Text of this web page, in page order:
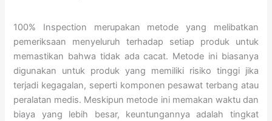
100% Inspection merupakan metode yang melibatkan
pemeriksaan menyeluruh terhadap setiap produk untuk
memastikan bahwa tidak ada cacat. Metode ini biasanya
digunakan untuk produk yang memiliki risiko tinggi jika
terjadi kegagalan, seperti komponen pesawat terbang atau
peralatan medis. Meskipun metode ini memakan waktu dan
biaya yang lebih besar, keuntungannya adalah tingkat